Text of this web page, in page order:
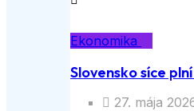
Ekonomika
Slovensko síce
27. mája